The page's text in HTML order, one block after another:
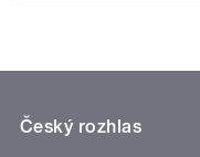
Český rozhlas